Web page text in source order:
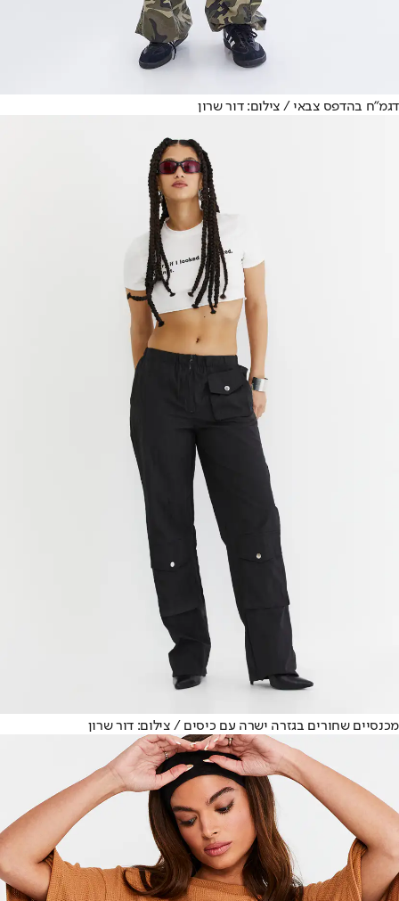
דגמ"ח בהדפס צבאי / צילום: דור שרון
מכנסיים שחורים בגזרה ישרה עם כיסים / צילום: דור שרון